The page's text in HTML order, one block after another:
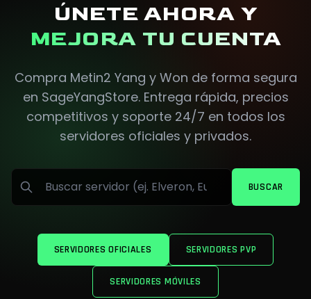
ÚNETE AHORA Y
MEJORA TU CUENTA
Compra Metin2 Yang y Won de forma segura
en SageYangStore. Entrega rápida, precios
competitivos y soporte 24/7 en todos los
servidores oficiales y privados.
Buscar
BUSCAR
SERVIDORES OFICIALES SERVIDORES PVP
SERVIDORES MÓVILES